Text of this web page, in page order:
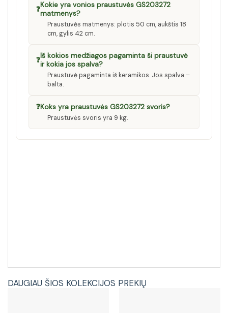
❓Kokie yra vonios praustuvės GS203272
matmenys?
Praustuvės matmenys: plotis 50 cm, aukštis 18
cm, gylis 42 cm.
❓Iš kokios medžiagos pagaminta ši praustuvė
ir kokia jos spalva?
Praustuvė pagaminta iš keramikos. Jos spalva –
balta.
❓Koks yra praustuvės GS203272 svoris?
Praustuvės svoris yra 9 kg.
DAUGIAU ŠIOS KOLEKCIJOS PREKIŲ